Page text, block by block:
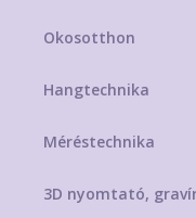
Okosotthon
Hangtechnika
Méréstechnika
3D nyomtató,